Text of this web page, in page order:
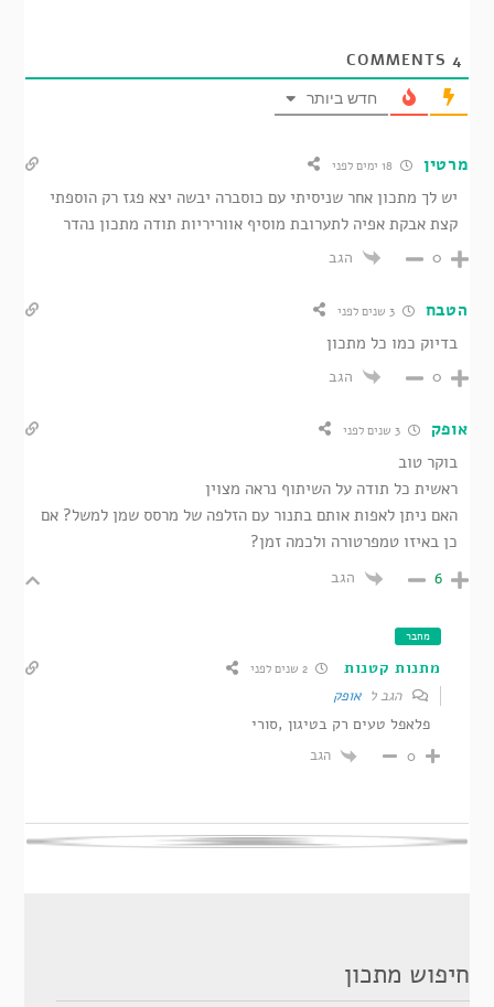
4
חדש ביותר
מרטין
יש לך מתכון אחר שניסיתי עם כוסברה יבשה יצא פגז רק הוספתי
קצת אבקת אפיה לתערובת מוסיף אווריריות תודה מתכון נהדר
0 הגב
הטבח 3 שנים לפני
בדיוק כמו כל מתכון
0 הגב
אופק 3 שנים לפני
בוקר טוב
ראשית כל תודה על השיתוף נראה מצוין
האם ניתן לאפות אותם בתנור עם הזלפה של מרסס שמן למשל? אם
כן באיזו טמפרטורה ולכמה זמן?
6 הגב
מחבר
מתנות קטנות 2 שנים לפני
הגב לאופק
פלאפל טעים רק בטיגון ,סורי
0 הגב
חיפוש מתכון